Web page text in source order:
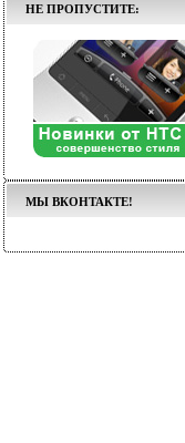
НЕ ПРОПУСТИТЕ:
МЫ ВКОНТАКТЕ!